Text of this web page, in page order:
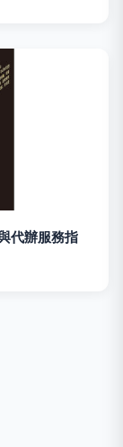
代辦服務指